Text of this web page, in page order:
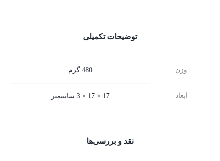
توضیحات تکمیلی
وزن 480 گرم
ابعاد 17 × 17 × 3 سانتیمتر
نقد و بررسی‌ها